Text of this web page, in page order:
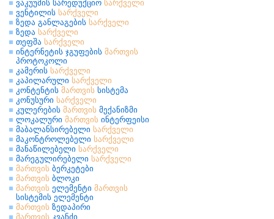
ვაკუუმის სარედუქციო სარქველი
ვენტილის სარქველი
ზედა განლაგების სარქველი
ზედა სარქველი
თეფშა სარქველი
ინტერნეტის ჯგუფების მართვის
პროტოკოლი
კამერის სარქველი
კაპილარული სარქველი
კონტენტის მართვის სისტემა
კონუსური სარქველი
კულერების მართვის მექანიზმი
ლოკალური მართვის ინტერფეისი
მაბალანსირებელი სარქველი
მაკონტროლებელი სარქველი
მანაწილებელი სარქველი
მარეგულირებელი სარქველი
მართვის ბერკეტები
მართვის ბლოკი
მართვის ელემენტი მართვის
სისტემის ელემენტი
მართვის ზედაპირი
მართვის კვანძი